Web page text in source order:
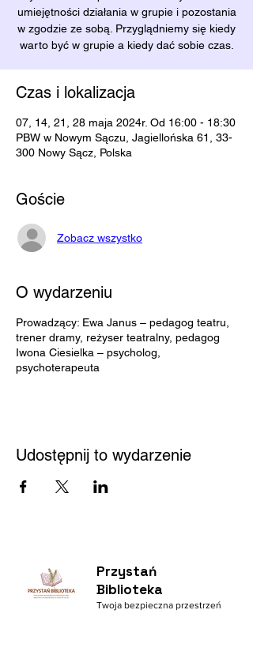
umiejętności działania w grupie i pozostania
w zgodzie ze sobą. Przyglądniemy się kiedy
warto być w grupie a kiedy dać sobie czas.
Czas i lokalizacja
07, 14, 21, 28 maja 2024r. Od 16:00 - 18:30
PBW w Nowym Sączu, Jagiellońska 61, 33-
300 Nowy Sącz, Polska
Goście
Zobacz wszystko
O wydarzeniu
Prowadzący: Ewa Janus – pedagog teatru,
trener dramy, reżyser teatralny, pedagog
Iwona Ciesielka – psycholog,
psychoterapeuta
Udostępnij to wydarzenie
Przystań
Biblioteka
Twoja bezpieczna przestrzeń